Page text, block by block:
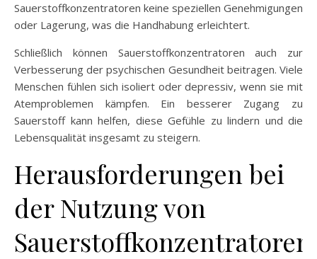
Sauerstoffkonzentratoren keine speziellen Genehmigungen
oder Lagerung, was die Handhabung erleichtert.
Schließlich können Sauerstoffkonzentratoren auch zur
Verbesserung der psychischen Gesundheit beitragen. Viele
Menschen fühlen sich isoliert oder depressiv, wenn sie mit
Atemproblemen kämpfen. Ein besserer Zugang zu
Sauerstoff kann helfen, diese Gefühle zu lindern und die
Lebensqualität insgesamt zu steigern.
Herausforderungen bei
der Nutzung von
Sauerstoffkonzentratoren